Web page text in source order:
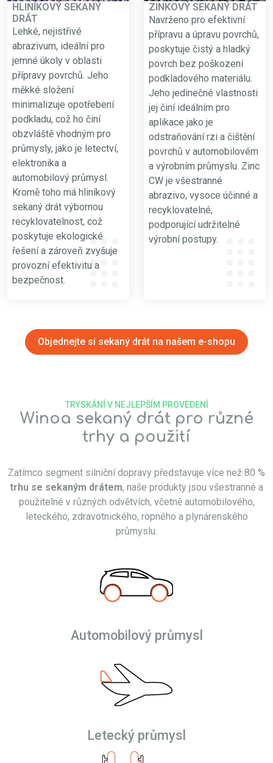
HLINÍKOVÝ SEKANÝ
DRÁT
Lehké, nejistřivé
abrazivum, ideální pro
jemné úkoly v oblasti
přípravy povrchů. Jeho
měkké složení
minimalizuje opotřebení
podkladu, což ho činí
obzvláště vhodným pro
průmysly, jako je letectví,
elektronika a
automobilový průmysl.
Kromě toho má hliníkový
sekaný drát výbornou
recyklovatelnost, což
poskytuje ekologické
řešení a zároveň zvyšuje
provozní efektivitu a
bezpečnost.
ZINKOVÝ SEKANÝ DRÁT
Navrženo pro efektivní
přípravu a úpravu povrchů,
poskytuje čistý a hladký
povrch bez poškození
podkladového materiálu.
Jeho jedinečné vlastnosti
jej činí ideálním pro
aplikace jako je
odstraňování rzi a čištění
povrchů v automobilovém
a výrobním průmyslu. Zinc
CW je všestranné
abrazivo, vysoce účinné a
recyklovatelné,
podporující udržitelné
výrobní postupy.
Objednejte si sekaný drát na našem e-shopu
Winoa sekaný drát pro různé
trhy a použití
TRYSKÁNÍ V NEJLEPŠÍM PROVEDENÍ
Zatímco segment silniční dopravy představuje více než 80 %
trhu se sekaným drátem, naše produkty jsou všestranné a
použitelné v různých odvětvích, včetně automobilového,
leteckého, zdravotnického, ropného a plynárenského
průmyslu.
Automobilový průmysl
Letecký průmysl